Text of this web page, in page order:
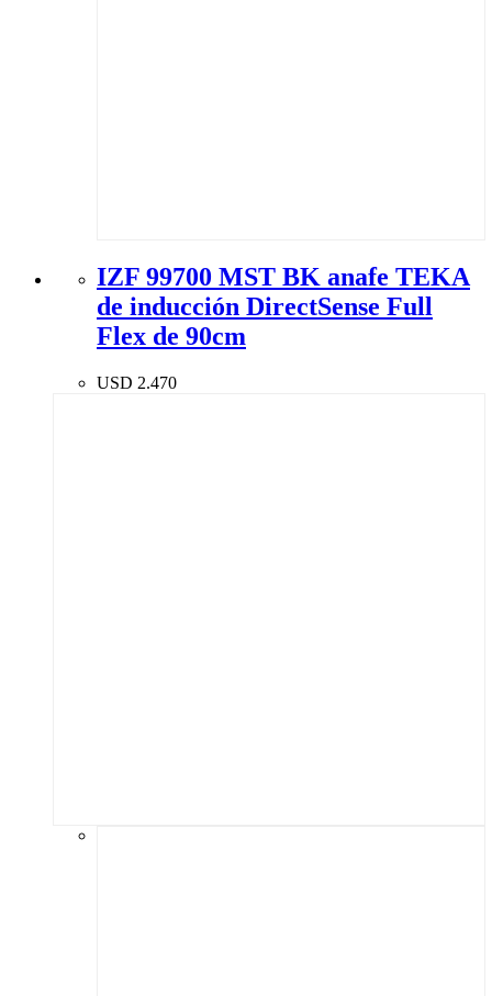
IZF 99700 MST BK anafe TEKA
de inducción DirectSense Full
Flex de 90cm
USD 2.470